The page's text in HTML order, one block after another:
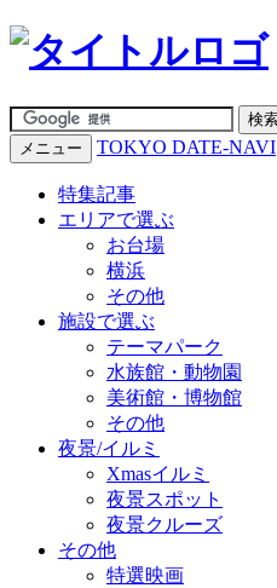
メニュー TOKYO DATE-NAVI
特集記事
エリアで選ぶ
お台場
横浜
その他
施設で選ぶ
テーマパーク
水族館・動物園
美術館・博物館
その他
夜景/イルミ
Xmasイルミ
夜景スポット
夜景クルーズ
その他
特選映画